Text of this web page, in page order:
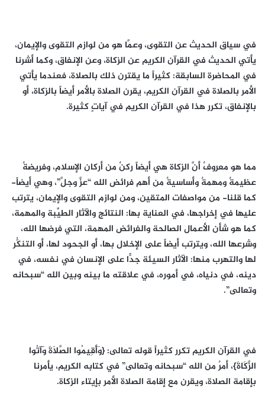
في سياق الحديث عن التقوى، وعمَّا هو من لوازم التقوى والإيمان،
يأتي الحديث في القرآن الكريم عن الزكاة، وعن الإنفاق، وكما أشرنا
في المحاضرة السابقة: كثيراً ما يقترن ذلك بالصلاة، فعندما يأتي
الأمر بالصلاة في القرآن الكريم، يقرن الصلاة بالأمر أيضاً بالزكاة، أو
بالإنفاق، تكرر هذا في القرآن الكريم في آياتٍ كثيرة.
مما هو معروفٌ أنَّ الزكاة هي أيضاً ركنٌ من أركان الإسلام، وفريضةٌ
عظيمةٌ ومهمةٌ وأساسيةٌ من أهم فرائض الله “عزَّ وجلَّ”، وهي أيضاً-
كما قلنا- من مواصفات المتقين، ومن لوازم التقوى والإيمان، يترتب
عليها في إخراجها، في العناية بها: النتائج والآثار الطيِّبة والمهمة،
كما هو شأن الأعمال الصالحة والفرائض المهمة، التي فرضها الله،
وشرعها الله، ويترتب أيضاً على الإخلال بها، أو الجحود لها، أو التنكُّر
لها والتهرب منها: الآثار السيئة جدًّا على الإنسان في نفسه، في
دينه، في دنياه، في أموره، في علاقته ما بينه وبين الله “سبحانه
وتعالى”.
في القرآن الكريم تكرر كثيراً قوله تعالى: {وَأَقِيمُوا الصَّلَاةَ وَآتُوا
الزَّكَاةَ}، أمرٌ من الله “سبحانه وتعالى” في كتابه الكريم، يأمرنا
بإقامة الصلاة، ويقرن مع إقامة الصلاة الأمر بإيتاء الزكاة.